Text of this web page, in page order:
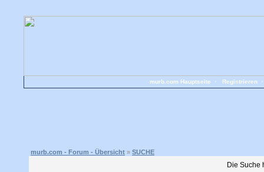
murb.com Hauptseite Registrieren
murb.com - Forum - Übersicht » SUCHE
Die Suche